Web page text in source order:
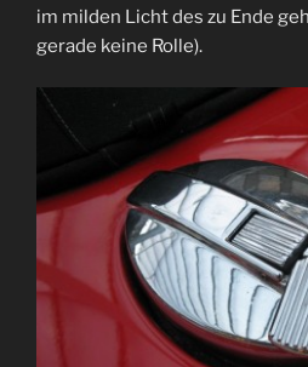
im milden Licht des zu Ende
gerade keine Rolle).